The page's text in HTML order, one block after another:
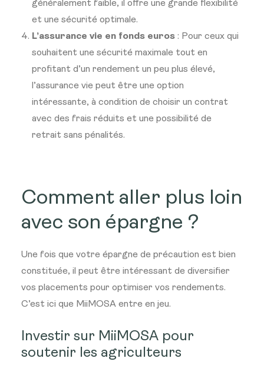
généralement faible, il offre une grande flexibilité
et une sécurité optimale.
L’assurance vie en fonds euros : Pour ceux qui
souhaitent une sécurité maximale tout en
profitant d’un rendement un peu plus élevé,
l’assurance vie peut être une option
intéressante, à condition de choisir un contrat
avec des frais réduits et une possibilité de
retrait sans pénalités.
Comment aller plus loin
avec son épargne ?
Une fois que votre épargne de précaution est bien
constituée, il peut être intéressant de diversifier
vos placements pour optimiser vos rendements.
C’est ici que MiiMOSA entre en jeu.
Investir sur MiiMOSA pour
soutenir les agriculteurs